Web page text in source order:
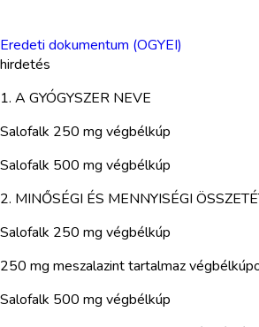
Eredeti dokumentum (OGYEI)
hirdetés
1. A GYÓGYSZER NEVE
Salofalk 250 mg végbélkúp
Salofalk 500 mg végbélkúp
2. MINŐSÉGI ÉS MENNYISÉGI
Salofalk 250 mg végbélkúp
250 mg meszalazint tartalmaz
Salofalk 500 mg végbélkúp